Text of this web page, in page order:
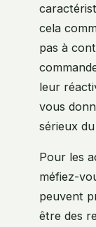
cela
pas à
leur
vous
sérieux
Pour les
méfiez-
peuvent
être des